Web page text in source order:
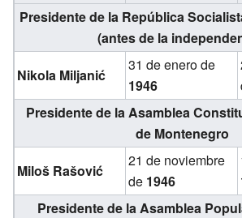
Presidente de la República
(antes de la
Nikola Miljanić
31 de enero de
1946
Presidente de la Asamblea
de Montenegro
Miloš Rašović
21 de noviembre
de 1946
Presidente de la Asamblea